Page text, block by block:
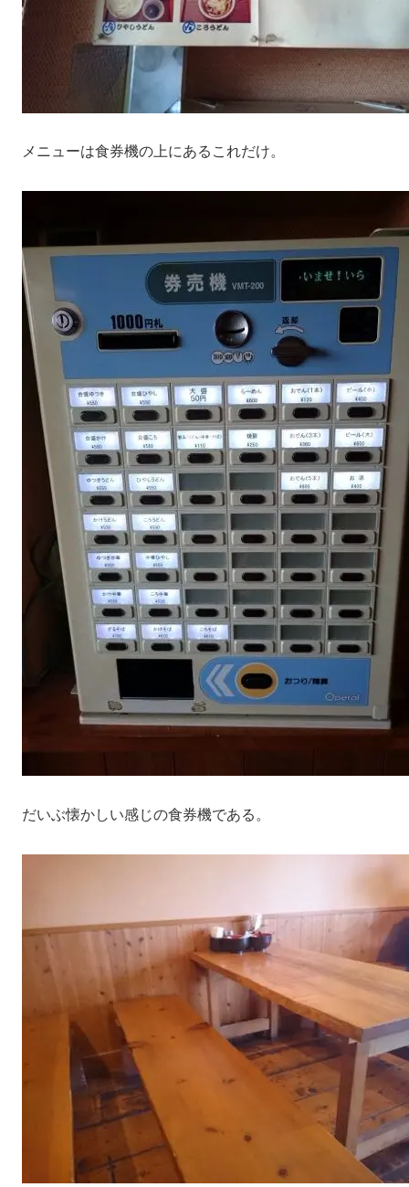
メニューは食券機の上にあるこれだけ。
だいぶ懐かしい感じの食券機である。